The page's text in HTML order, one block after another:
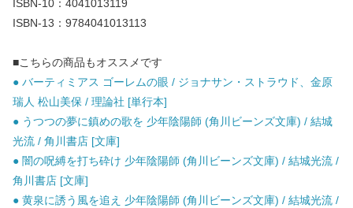
ISBN-10：4041013119
ISBN-13：9784041013113
■こちらの商品もオススメです
● バーティミアス ゴーレムの眼 / ジョナサン・ストラウド、金原
瑞人 松山美保 / 理論社 [単行本]
● うつつの夢に鎮めの歌を 少年陰陽師 (角川ビーンズ文庫) / 結城
光流 / 角川書店 [文庫]
● 闇の呪縛を打ち砕け 少年陰陽師 (角川ビーンズ文庫) / 結城光流 /
角川書店 [文庫]
● 黄泉に誘う風を追え 少年陰陽師 (角川ビーンズ文庫) / 結城光流 /